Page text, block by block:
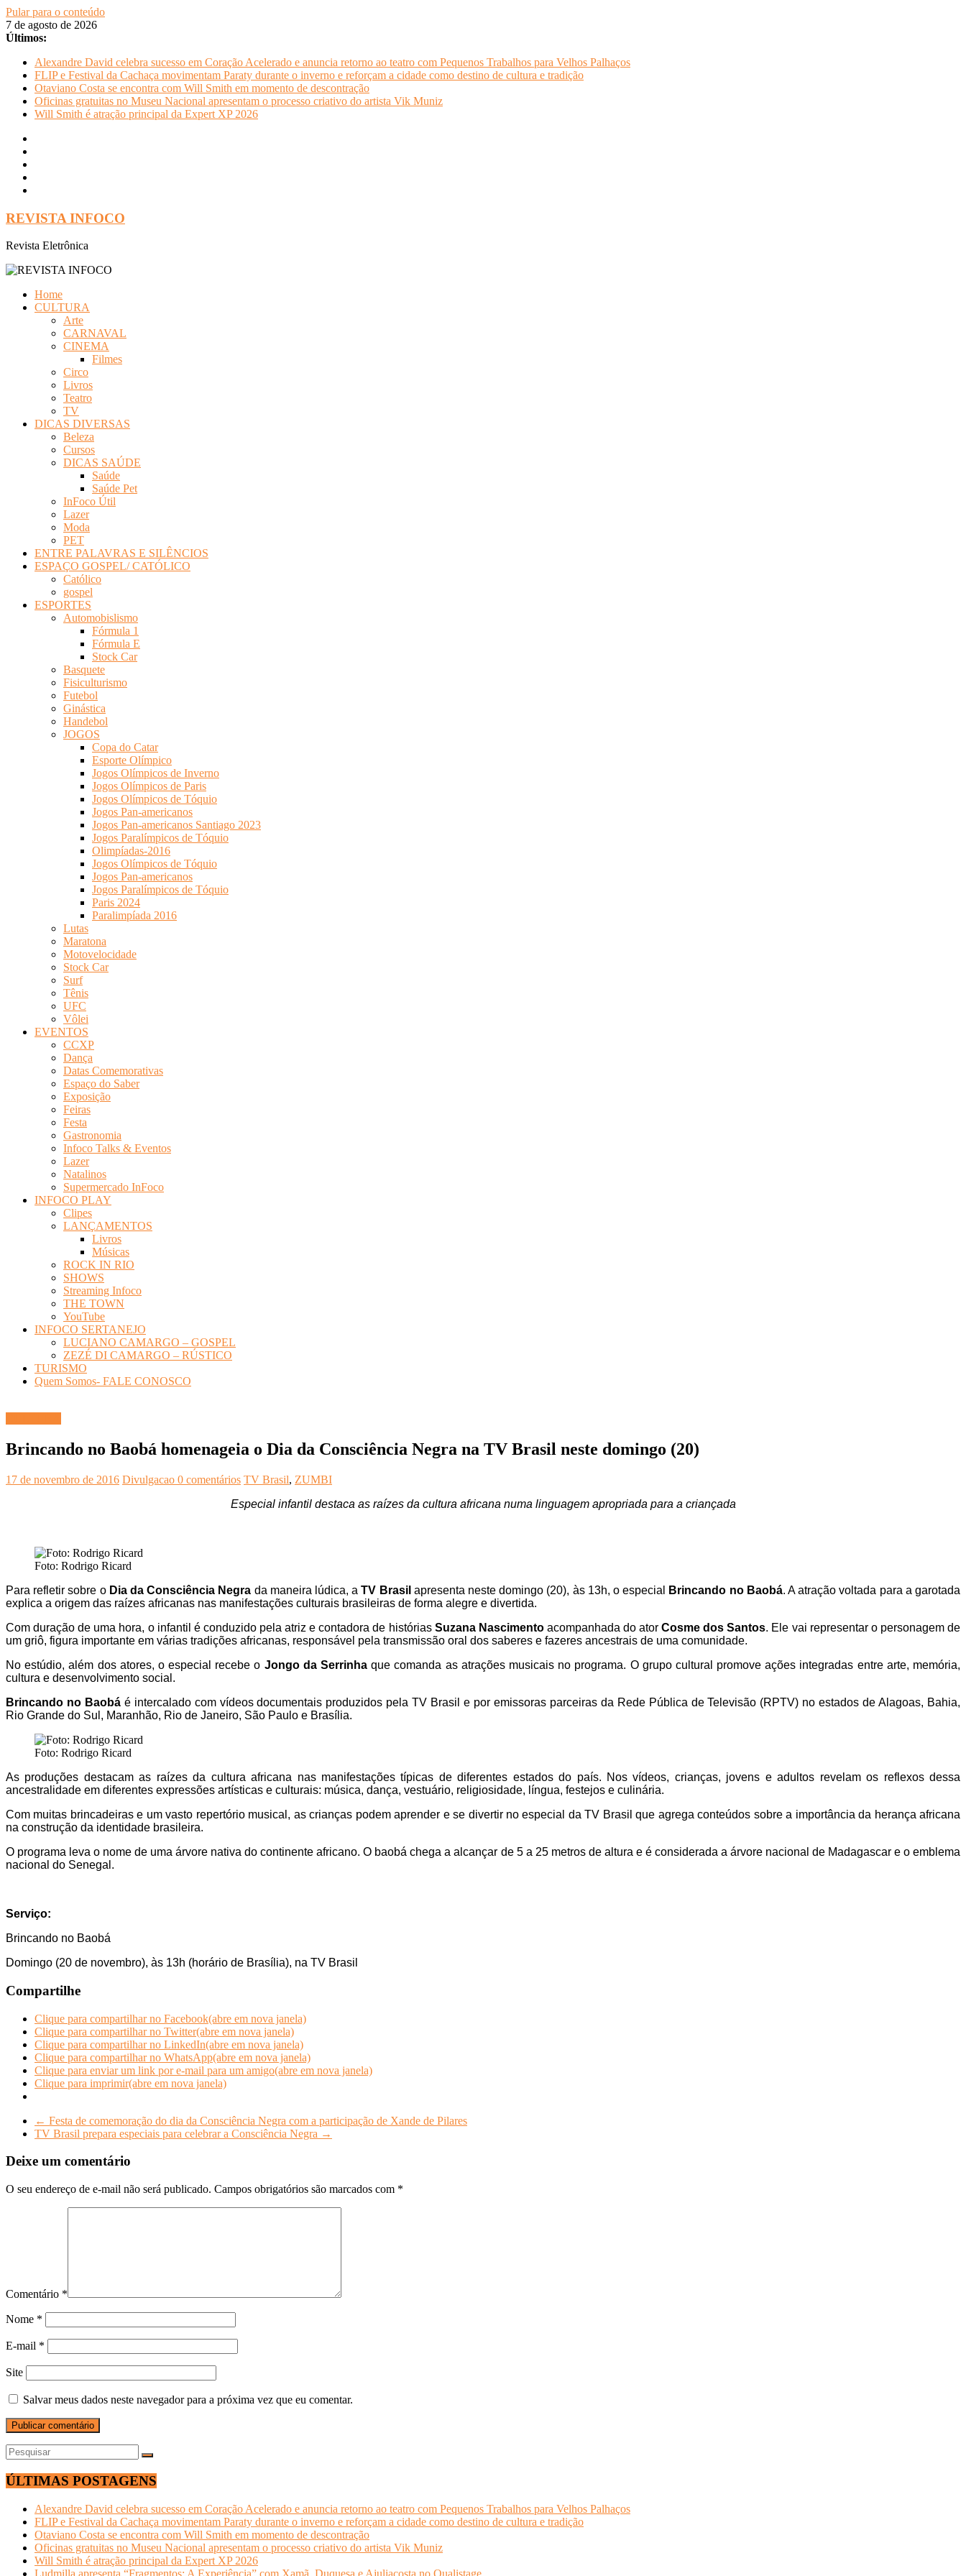
Pular para o conteúdo
7 de agosto de 2026
Últimos:
Alexandre David celebra sucesso em Coração Acelerado e anuncia retorno ao teatro com Pequenos Trabalhos para Velhos Palhaços
FLIP e Festival da Cachaça movimentam Paraty durante o inverno e reforçam a cidade como destino de cultura e tradição
Otaviano Costa se encontra com Will Smith em momento de descontração
Oficinas gratuitas no Museu Nacional apresentam o processo criativo do artista Vik Muniz
Will Smith é atração principal da Expert XP 2026
REVISTA INFOCO
Revista Eletrônica
Home
CULTURA
Arte
CARNAVAL
CINEMA
Filmes
Circo
Livros
Teatro
TV
DICAS DIVERSAS
Beleza
Cursos
DICAS SAÚDE
Saúde
Saúde Pet
InFoco Útil
Lazer
Moda
PET
ENTRE PALAVRAS E SILÊNCIOS
ESPAÇO GOSPEL/ CATÓLICO
Católico
gospel
ESPORTES
Automobislismo
Fórmula 1
Fórmula E
Stock Car
Basquete
Fisiculturismo
Futebol
Ginástica
Handebol
JOGOS
Copa do Catar
Esporte Olímpico
Jogos Olímpicos de Inverno
Jogos Olímpicos de Paris
Jogos Olímpicos de Tóquio
Jogos Pan-americanos
Jogos Pan-americanos Santiago 2023
Jogos Paralímpicos de Tóquio
Olimpíadas-2016
Jogos Olímpicos de Tóquio
Jogos Pan-americanos
Jogos Paralímpicos de Tóquio
Paris 2024
Paralimpíada 2016
Lutas
Maratona
Motovelocidade
Stock Car
Surf
Tênis
UFC
Vôlei
EVENTOS
CCXP
Dança
Datas Comemorativas
Espaço do Saber
Exposição
Feiras
Festa
Gastronomia
Infoco Talks & Eventos
Lazer
Natalinos
Supermercado InFoco
INFOCO PLAY
Clipes
LANÇAMENTOS
Livros
Músicas
ROCK IN RIO
SHOWS
Streaming Infoco
THE TOWN
YouTube
INFOCO SERTANEJO
LUCIANO CAMARGO – GOSPEL
ZEZÉ DI CAMARGO – RÚSTICO
TURISMO
Quem Somos- FALE CONOSCO
Brincando no Baobá homenageia o Dia da Consciência Negra na TV Brasil neste domingo (20)
17 de novembro de 2016 Divulgacao 0 comentários TV Brasil, ZUMBI
Especial infantil destaca as raízes da cultura africana numa linguagem apropriada para a criançada
Foto: Rodrigo Ricard
Para refletir sobre o Dia da Consciência Negra da maneira lúdica, a TV Brasil apresenta neste domingo (20), às 13h, o especial Brincando no Baobá. A atração voltada para a garotada
explica a origem das raízes africanas nas manifestações culturais brasileiras de forma alegre e divertida.
Com duração de uma hora, o infantil é conduzido pela atriz e contadora de histórias Suzana Nascimentoacompanhada do atorCosme dos Santos. Ele vai representar o personagem de
um griô, figura importante em várias tradições africanas, responsável pela transmissão oral dos saberes e fazeres ancestrais de uma comunidade.
No estúdio, além dos atores, o especial recebe o Jongo da Serrinhaque comanda as atrações musicais no programa. O grupo cultural promove ações integradas entre arte, memória,
cultura e desenvolvimento social.
Brincando no Baobáé intercalado com vídeos documentais produzidos pela TV Brasil e por emissoras parceiras da Rede Pública de Televisão (RPTV) no estados de Alagoas, Bahia,
Rio Grande do Sul, Maranhão, Rio de Janeiro, São Paulo e Brasília.
Foto: Rodrigo Ricard
As produções destacam as raízes da cultura africana nas manifestações típicas de diferentes estados do país. Nos vídeos, crianças, jovens e adultos revelam os reflexos dessa
ancestralidade em diferentes expressões artísticas e culturais: música, dança, vestuário, religiosidade, língua, festejos e culinária.
Com muitas brincadeiras e um vasto repertório musical, as crianças podem aprender e se divertir no especial da TV Brasil que agrega conteúdos sobre a importância da herança africana
na construção da identidade brasileira.
O programa leva o nome de uma árvore nativa do continente africano. O baobá chega a alcançar de 5 a 25 metros de altura e é considerada a árvore nacional de Madagascar e o emblema
nacional do Senegal.
Serviço:
Brincando no Baobá
Domingo (20 de novembro), às 13h (horário de Brasília), na TV Brasil
Compartilhe
Clique para compartilhar no Facebook(abre em nova janela)
Clique para compartilhar no Twitter(abre em nova janela)
Clique para compartilhar no LinkedIn(abre em nova janela)
Clique para compartilhar no WhatsApp(abre em nova janela)
Clique para enviar um link por e-mail para um amigo(abre em nova janela)
Clique para imprimir(abre em nova janela)
← Festa de comemoração do dia da Consciência Negra com a participação de Xande de Pilares
TV Brasil prepara especiais para celebrar a Consciência Negra →
Deixe um comentário
O seu endereço de e-mail não será publicado. Campos obrigatórios são marcados com *
Comentário *
Nome *
E-mail *
Site
Salvar meus dados neste navegador para a próxima vez que eu comentar.
ÚLTIMAS POSTAGENS
Alexandre David celebra sucesso em Coração Acelerado e anuncia retorno ao teatro com Pequenos Trabalhos para Velhos Palhaços
FLIP e Festival da Cachaça movimentam Paraty durante o inverno e reforçam a cidade como destino de cultura e tradição
Otaviano Costa se encontra com Will Smith em momento de descontração
Oficinas gratuitas no Museu Nacional apresentam o processo criativo do artista Vik Muniz
Will Smith é atração principal da Expert XP 2026
Ludmilla apresenta “Fragmentos: A Experiência” com Xamã, Duquesa e Ajuliacosta no Qualistage